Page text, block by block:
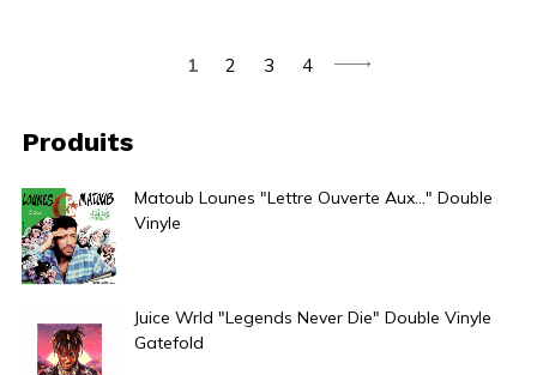
1 2 3 4
Produits
Matoub Lounes "Lettre Ouverte Aux..." Double
Vinyle
Juice Wrld "Legends Never Die" Double Vinyle
Gatefold